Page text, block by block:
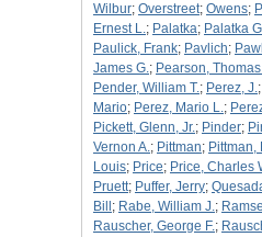
Wilbur; Overstreet; Owens;
Ernest L.; Palatka; Palatka
Paulick, Frank; Pavlich;
James G.; Pearson, Thomas
Pender, William T.; Perez, J.;
Mario; Perez, Mario L.;
Pickett, Glenn, Jr.; Pinder;
Vernon A.; Pittman; Pittman,
Louis; Price; Price, Charles
Pruett; Puffer, Jerry;
Bill ; Rabe, William J.;
Rauscher, George F.;